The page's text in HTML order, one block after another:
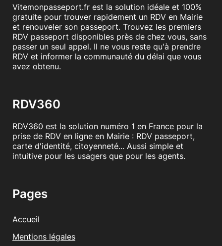
Vitemonpasseport.fr est la solution idéale et 100%
gratuite pour trouver rapidement un RDV en Mairie
et renouveler son passeport. Trouvez les premiers
RDV passeport disponibles près de chez vous, sans
passer un seul appel. Il ne vous reste qu'à prendre
RDV et informer la communauté du délai que vous
avez obtenu.
RDV360
RDV360 est la solution numéro 1 en France pour la
prise de RDV en ligne en Mairie : RDV passeport,
carte d'identité, citoyenneté... Aussi simple et
intuitive pour les usagers que pour les agents.
Pages
Accueil
Mentions légales